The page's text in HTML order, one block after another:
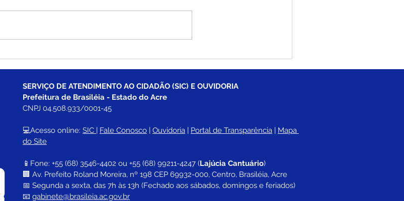
Alves de Melo
Tadeu Hassem e a
Prefeitura vai economizar
SERVIÇO DE ATENDIMENTO AO CIDADÃO (SIC) E OUVIDORIA
Prefeitura de Brasiléia - Estado do Acre
CNPJ 04.508.933/0001-45
💻Acesso online: SIC | Fale Conosco | Ouvidoria | Portal de Transparência | Mapa
do Site
📱Fone: +55 (68) 3546-4402 ou +55 (68) 99211-4247 (Lajúcia Cantuário)
🏢 Av. Prefeito Roland Moreira, nº 198 CEP 69932-000, Centro, Brasiléia, Acre
📅 Segunda a sexta, das 7h às 13h (Fechado aos sábados, domingos e feriados)
📧 gabinete@brasileia.ac.gov.br